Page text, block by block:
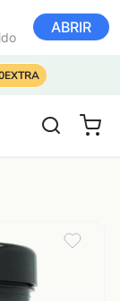
ABRIR
Carrito